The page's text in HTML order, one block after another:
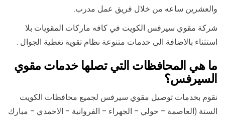
والعشرين ساعه من خلال فريق عمل مدرب.
شركة مقوي سيرفس الكويت في كافه ماركات المقويات بلا
استثناء بالاضافة الى خدمات متنوعة نظام تقوية تغطية الجوال .
ما هي المحافظات التي تصلها خدمات مقوي
السيرفس؟
نقوم بخدمات توصيل مقوي سيرفس لجميع محافظات الكويت
الستة (العاصمة – حولي – الجهراء – الفروانية – الاحمدي – مبارك